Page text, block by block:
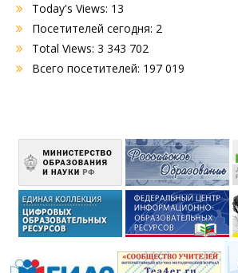
Today's Views: 13
Посетителей сегодня: 2
Total Views: 3 343 702
Всего посетителей: 197 019